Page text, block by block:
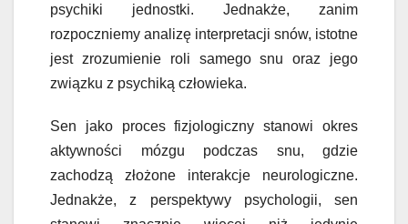
psychiki jednostki. Jednakże, zanim
rozpoczniemy analizę interpretacji snów, istotne
jest zrozumienie roli samego snu oraz jego
związku z psychiką człowieka.
Sen jako proces fizjologiczny stanowi okres
aktywności mózgu podczas snu, gdzie
zachodzą złożone interakcje neurologiczne.
Jednakże, z perspektywy psychologii, sen